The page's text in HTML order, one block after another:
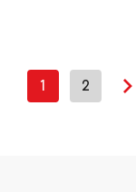
1 2